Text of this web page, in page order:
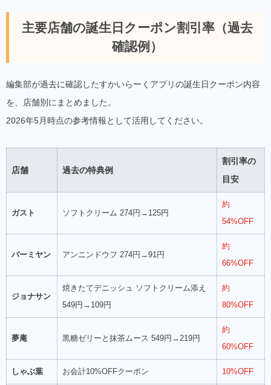
主要店舗の誕生日クーポン割引率（過去
確認例）
編集部が過去に確認したすかいらーくアプリの誕生日クーポン内容
を、店舗別にまとめました。
2026年5月時点の参考情報として活用してください。
店舗 過去の特典例
割引率の
目安
ガスト ソフトクリーム 274円→125円
約
54%OFF
バーミヤン アンニンドウフ 274円→91円
約
66%OFF
ジョナサン
焼きたてデニッシュ ソフトクリーム添え
549円→109円
約
80%OFF
夢庵 黒糖ゼリーと抹茶ムース 549円→219円
約
60%OFF
しゃぶ葉 お会計10%OFFクーポン 10%OFF